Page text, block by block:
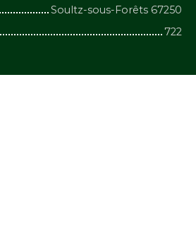
Soultz-sous-Forêts 67250
722